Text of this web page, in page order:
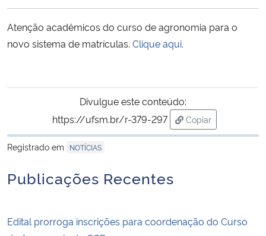
Ministério da Cidadania
Ministério da Saúde
Ministério da Ciência, Tecnologia, Inovações e Comunicações
Ministério do Meio Ambiente
Controladoria-Geral da União
Atenção acadêmicos do curso de agronomia para o
novo sistema de matrículas. Clique aqui.
Divulgue este conteúdo:
https://ufsm.br/r-379-297
Copiar
para área de
Registrado em
NOTÍCIAS
Publicações Recentes
Edital prorroga inscrições para coordenação do Curso